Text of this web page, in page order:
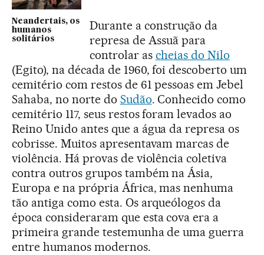
Neandertais, os
humanos
solitários
Durante a construção da
represa de Assuã para
controlar as cheias do Nilo
(Egito), na década de 1960, foi descoberto um
cemitério com restos de 61 pessoas em Jebel
Sahaba, no norte do Sudão. Conhecido como
cemitério 117, seus restos foram levados ao
Reino Unido antes que a água da represa os
cobrisse. Muitos apresentavam marcas de
violência. Há provas de violência coletiva
contra outros grupos também na Ásia,
Europa e na própria África, mas nenhuma
tão antiga como esta. Os arqueólogos da
época consideraram que esta cova era a
primeira grande testemunha de uma guerra
entre humanos modernos.